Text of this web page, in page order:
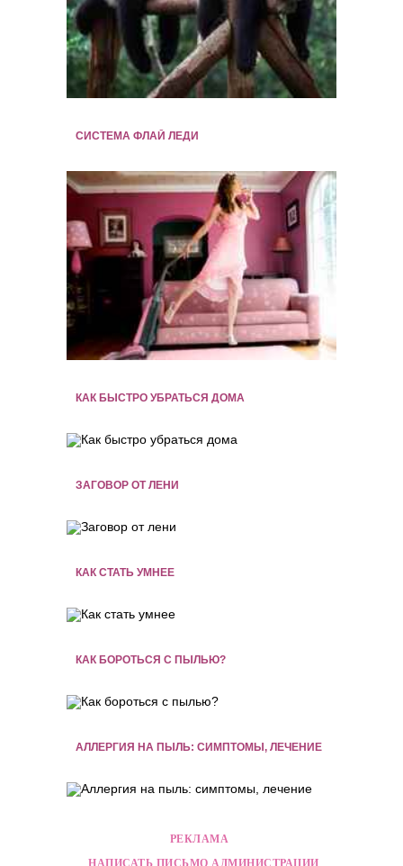
СИСТЕМА ФЛАЙ ЛЕДИ
КАК БЫСТРО УБРАТЬСЯ ДОМА
ЗАГОВОР ОТ ЛЕНИ
КАК СТАТЬ УМНЕЕ
КАК БОРОТЬСЯ С ПЫЛЬЮ?
АЛЛЕРГИЯ НА ПЫЛЬ: СИМПТОМЫ, ЛЕЧЕНИЕ
РЕКЛАМА
НАПИСАТЬ ПИСЬМО АДМИНИСТРАЦИИ